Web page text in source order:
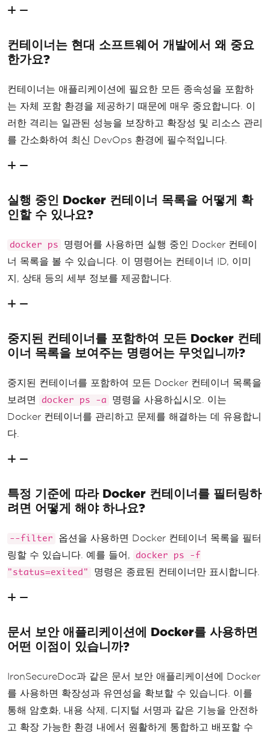
컨테이너는 현대 소프트웨어 개발에서 왜 중요
한가요?
컨테이너는 애플리케이션에 필요한 모든 종속성을 포함하
는 자체 포함 환경을 제공하기 때문에 매우 중요합니다. 이
러한 격리는 일관된 성능을 보장하고 확장성 및 리소스 관리
를 간소화하여 최신 DevOps 환경에 필수적입니다.
실행 중인 Docker 컨테이너 목록을 어떻게 확
인할 수 있나요?
docker ps
명령어를 사용하면 실행 중인 Docker 컨테이
너 목록을 볼 수 있습니다. 이 명령어는 컨테이너 ID, 이미
지, 상태 등의 세부 정보를 제공합니다.
중지된 컨테이너를 포함하여 모든 Docker 컨테
이너 목록을 보여주는 명령어는 무엇입니까?
중지된 컨테이너를 포함하여 모든 Docker 컨테이너 목록을
보려면
docker ps -a
명령을 사용하십시오. 이는
Docker 컨테이너를 관리하고 문제를 해결하는 데 유용합니
다.
특정 기준에 따라 Docker 컨테이너를 필터링하
려면 어떻게 해야 하나요?
--filter
옵션을 사용하면 Docker 컨테이너 목록을 필터
링할 수 있습니다. 예를 들어,
docker ps -f
"status=exited"
명령은 종료된 컨테이너만 표시합니다.
문서 보안 애플리케이션에 Docker를 사용하면
어떤 이점이 있습니까?
IronSecureDoc과 같은 문서 보안 애플리케이션에 Docker
를 사용하면 확장성과 유연성을 확보할 수 있습니다. 이를
통해 암호화, 내용 삭제, 디지털 서명과 같은 기능을 안전하
고 확장 가능한 환경 내에서 원활하게 통합하고 배포할 수